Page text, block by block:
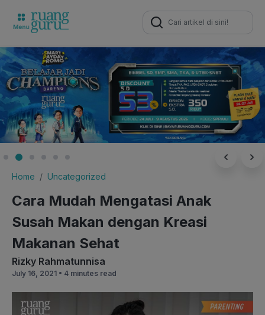
Search
for:
Home Uncategorized
Cara Mudah Mengatasi Anak
Susah Makan dengan Kreasi
Makanan Sehat
Rizky Rahmatunnisa
July 16, 2021 • 4 minutes read